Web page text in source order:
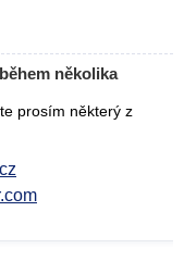
několika
prosím některý z